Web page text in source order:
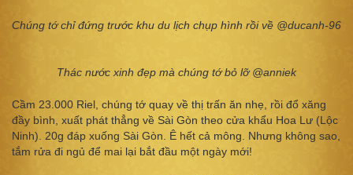
Chúng tớ chỉ đứng trước khu du lịch chụp hình rồi về @ducanh-96
Thác nước xinh đẹp mà chúng tớ bỏ lỡ @anniek
Cầm 23.000 Riel, chúng tớ quay về thị trấn ăn nhẹ, rồi đổ xăng
đầy bình, xuất phát thẳng về Sài Gòn theo cửa khẩu Hoa Lư (Lộc
Ninh). 20g đáp xuống Sài Gòn. Ê hết cả mông. Nhưng không sao,
tắm rửa đi ngủ để mai lại bắt đầu một ngày mới!